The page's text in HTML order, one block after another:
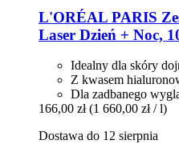
L'ORÉAL PARIS
Laser Dzień + Noc,
Idealny dla skóry
Z kwasem
Dla zadbanego
166,00 zł (1 660,00 zł / l)
Dostawa do 12 sierpnia